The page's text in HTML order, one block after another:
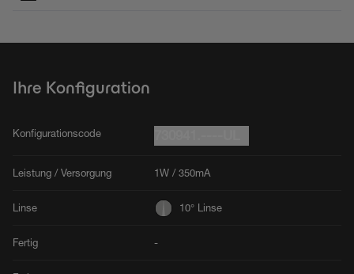
Ihre Konfiguration
Konfigurationscode
Leistung / Versorgung 1W / 350mA
Linse 10° Linse
Fertig -